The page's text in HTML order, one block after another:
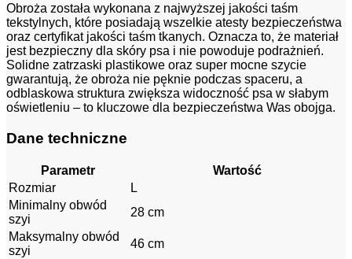
Obroża została wykonana z najwyższej jakości taśm
tekstylnych, które posiadają wszelkie atesty bezpieczeństwa
oraz certyfikat jakości taśm tkanych. Oznacza to, że materiał
jest bezpieczny dla skóry psa i nie powoduje podrażnień.
Solidne zatrzaski plastikowe oraz super mocne szycie
gwarantują, że obroża nie pęknie podczas spaceru, a
odblaskowa struktura zwiększa widoczność psa w słabym
oświetleniu – to kluczowe dla bezpieczeństwa Was obojga.
Dane techniczne
Parametr
Wartość
Rozmiar
L
Minimalny obwód
szyi
28 cm
Maksymalny obwód
szyi
46 cm